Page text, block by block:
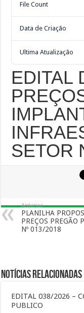
File Count
Data de Criação
Ultima Atualização
EDITAL
SETOR
Anterior
PLANILHA
PREÇOS PREGÃO
Nº 013/2018
Notícias Relacionadas
EDITAL 038/2026 –
PUBLICO